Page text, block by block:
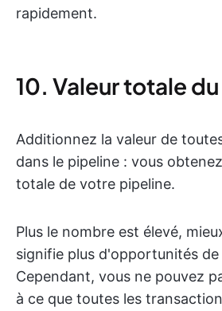
rapidement.
10. Valeur totale
Additionnez la valeur de
dans le pipeline : vous
totale de votre pipeline.
Plus le nombre est élevé,
signifie plus d'opportunités de
Cependant, vous ne pouvez
à ce que toutes les